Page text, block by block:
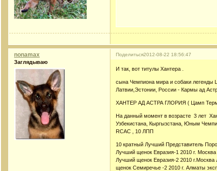
Поделиться2012-08-22 18:56:47
nonamax
Заглядываю
И так, вот титулы Хантера .
сына Чемпиона мира и собаки
Латвии,Эстонии, России - Кармы ад
ХАНТЕР АД АСТРА ГЛОРИЯ ( Цамп
На данный момент в возрасте 3 лет
Узбекистана, Кыргызстана, Юным
RCAC , 10 ЛПП
10 кратный Лучший Представитель
Лучший щенок Евразия-1 2010 г. Москва
Лучший щенок Евразия-2 2010
щенок Семиречье -2 2010 г. Алматы